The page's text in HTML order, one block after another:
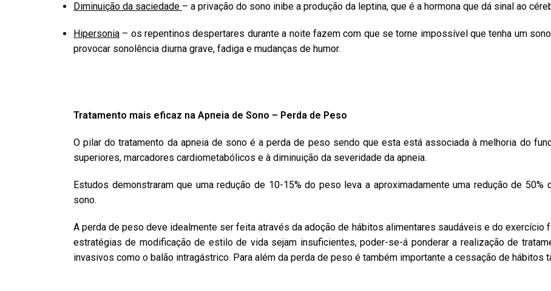
Diminuição da saciedade – a privação do sono inibe a produção da leptina, que é a hormona que dá sinal ao
Hipersonia – os repentinos despertares durante a noite fazem com que se torne impossível que tenha um
provocar sonolência diurna grave, fadiga e mudanças de humor.
Tratamento mais eficaz na Apneia de Sono – Perda de Peso
O pilar do tratamento da apneia de sono é a perda de peso sendo que esta está associada à melhoria do
superiores, marcadores cardiometabólicos e à diminuição da severidade da apneia.
Estudos demonstraram que uma redução de 10-15% do peso leva a aproximadamente uma redução de 50%
sono.
A perda de peso deve idealmente ser feita através da adoção de hábitos alimentares saudáveis e do exercício
estratégias de modificação de estilo de vida sejam insuficientes, poder-se-á ponderar a realização de
invasivos como o balão intragástrico. Para além da perda de peso é também importante a cessação de hábitos